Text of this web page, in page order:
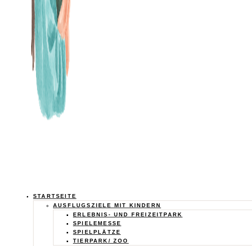
Calistas
Traum
STARTSEITE
AUSFLUGSZIELE MIT KINDERN
ERLEBNIS- UND FREIZEITPARK
SPIELEMESSE
SPIELPLÄTZE
TIERPARK/ ZOO